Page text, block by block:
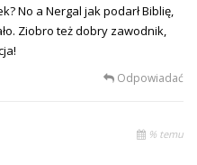
No a Nergal jak podarł Biblię,
Ziobro też dobry zawodnik,
Odpowiadać
% temu